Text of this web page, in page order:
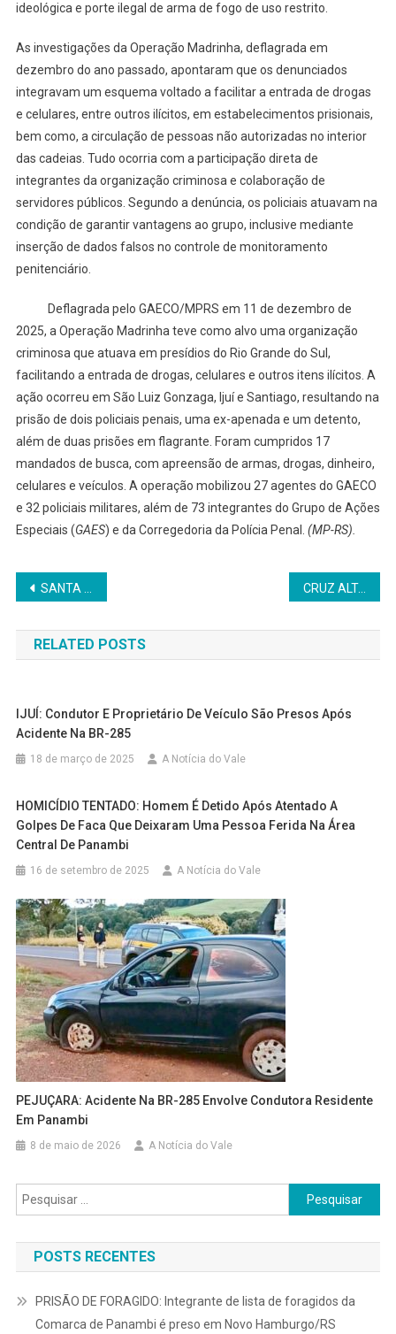
ideológica e porte ilegal de arma de fogo de uso restrito.
As investigações da Operação Madrinha, deflagrada em
dezembro do ano passado, apontaram que os denunciados
integravam um esquema voltado a facilitar a entrada de drogas
e celulares, entre outros ilícitos, em estabelecimentos prisionais,
bem como, a circulação de pessoas não autorizadas no interior
das cadeias. Tudo ocorria com a participação direta de
integrantes da organização criminosa e colaboração de
servidores públicos. Segundo a denúncia, os policiais atuavam na
condição de garantir vantagens ao grupo, inclusive mediante
inserção de dados falsos no controle de monitoramento
penitenciário.
Deflagrada pelo GAECO/MPRS em 11 de dezembro de
2025, a Operação Madrinha teve como alvo uma organização
criminosa que atuava em presídios do Rio Grande do Sul,
facilitando a entrada de drogas, celulares e outros itens ilícitos. A
ação ocorreu em São Luiz Gonzaga, Ijuí e Santiago, resultando na
prisão de dois policiais penais, uma ex-apenada e um detento,
além de duas prisões em flagrante. Foram cumpridos 17
mandados de busca, com apreensão de armas, drogas, dinheiro,
celulares e veículos. A operação mobilizou 27 agentes do GAECO
e 32 policiais militares, além de 73 integrantes do Grupo de Ações
Especiais (GAES) e da Corregedoria da Polícia Penal. (MP-RS).
Navegação
de
Post
SANTA BÁRBARA DO SUL: Apenado do regime semiaberto é preso por tráfico de drogas no bairro Morada do Sol CRUZ ALTA: DRACO prende suspeito de furto de motocicleta na área central do município
RELATED POSTS
IJUÍ: Condutor E Proprietário De Veículo São Presos Após
Acidente Na BR-285
18 de março de 2025 A Notícia do Vale
HOMICÍDIO TENTADO: Homem É Detido Após Atentado A
Golpes De Faca Que Deixaram Uma Pessoa Ferida Na Área
Central De Panambi
16 de setembro de 2025 A Notícia do Vale
PEJUÇARA: Acidente Na BR-285 Envolve Condutora Residente
Em Panambi
8 de maio de 2026 A Notícia do Vale
Pesquisar
por:
POSTS RECENTES
PRISÃO DE FORAGIDO: Integrante de lista de foragidos da
Comarca de Panambi é preso em Novo Hamburgo/RS